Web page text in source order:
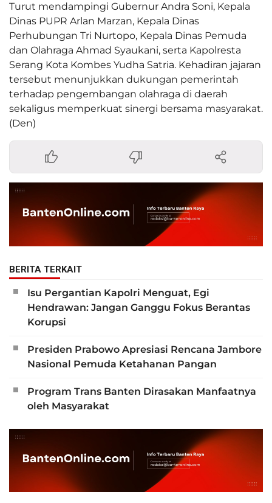
Turut mendampingi Gubernur Andra Soni, Kepala
Dinas PUPR Arlan Marzan, Kepala Dinas
Perhubungan Tri Nurtopo, Kepala Dinas Pemuda
dan Olahraga Ahmad Syaukani, serta Kapolresta
Serang Kota Kombes Yudha Satria. Kehadiran jajaran
tersebut menunjukkan dukungan pemerintah
terhadap pengembangan olahraga di daerah
sekaligus memperkuat sinergi bersama masyarakat.
(Den)
BERITA TERKAIT
Isu Pergantian Kapolri Menguat, Egi
Hendrawan: Jangan Ganggu Fokus Berantas
Korupsi
Presiden Prabowo Apresiasi Rencana Jambore
Nasional Pemuda Ketahanan Pangan
Program Trans Banten Dirasakan Manfaatnya
oleh Masyarakat